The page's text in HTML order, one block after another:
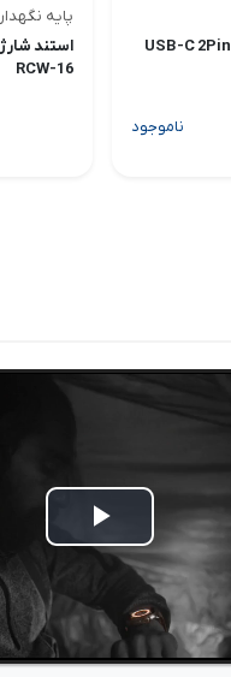
آداپتور اورجینال اپل 20 وات USB-C 2Pin
ناموجود
پایه
استند
RCW-16
Play
Video